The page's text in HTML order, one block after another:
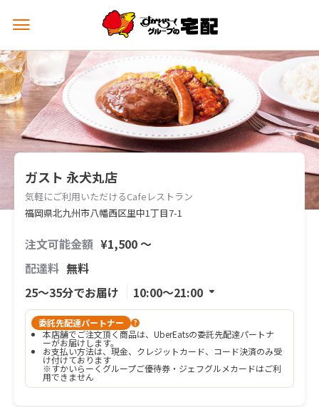
メ
ュ
ー
を
開
く
ガスト 永犬丸店
気軽にご利用いただけるCafeレストラン
福岡県北九州市八幡西区里中1丁目7-1
注文可能金額 ¥1,500 〜
配達料 無料
25〜35分でお届け
10:00〜21:00
委託先配達パートナー ?
本店舗でご注文頂く商品は、UberEatsの委託先配達パートナ
ーがお届けします。
お支払い方法は、現金、クレジットカード、コード決済のみ受
け付けております
※すかいらーくグループご優待券・ジェフグルメカードはご利
用できません